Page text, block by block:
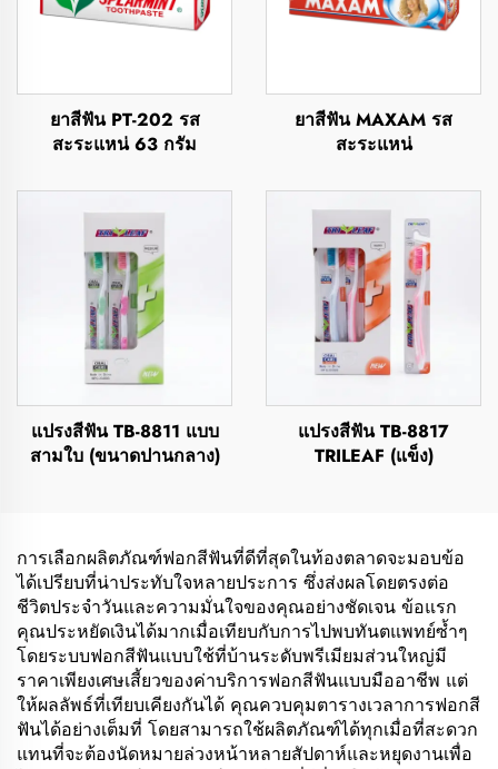
ยาสีฟัน PT-202 รส
สะระแหน่ 63 กรัม
ยาสีฟัน MAXAM รส
สะระแหน่
แปรงสีฟัน TB-8811 แบบ
สามใบ (ขนาดปานกลาง)
แปรงสีฟัน TB-8817
TRILEAF (แข็ง)
การเลือกผลิตภัณฑ์ฟอกสีฟันที่ดีที่สุดในท้องตลาดจะมอบข้อ
ได้เปรียบที่น่าประทับใจหลายประการ ซึ่งส่งผลโดยตรงต่อ
ชีวิตประจำวันและความมั่นใจของคุณอย่างชัดเจน ข้อแรก
คุณประหยัดเงินได้มากเมื่อเทียบกับการไปพบทันตแพทย์ซ้ำๆ
โดยระบบฟอกสีฟันแบบใช้ที่บ้านระดับพรีเมียมส่วนใหญ่มี
ราคาเพียงเศษเสี้ยวของค่าบริการฟอกสีฟันแบบมืออาชีพ แต่
ให้ผลลัพธ์ที่เทียบเคียงกันได้ คุณควบคุมตารางเวลาการฟอกสี
ฟันได้อย่างเต็มที่ โดยสามารถใช้ผลิตภัณฑ์ได้ทุกเมื่อที่สะดวก
แทนที่จะต้องนัดหมายล่วงหน้าหลายสัปดาห์และหยุดงานเพื่อ